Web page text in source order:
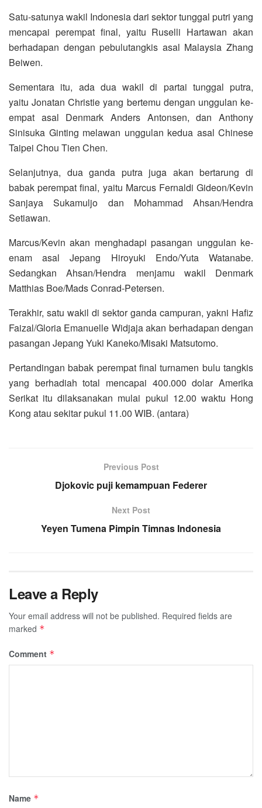
Satu-satunya wakil Indonesia dari sektor tunggal putri yang
mencapai perempat final, yaitu Ruselli Hartawan akan
berhadapan dengan pebulutangkis asal Malaysia Zhang
Beiwen.
Sementara itu, ada dua wakil di partai tunggal putra,
yaitu Jonatan Christie yang bertemu dengan unggulan ke-
empat asal Denmark Anders Antonsen, dan Anthony
Sinisuka Ginting melawan unggulan kedua asal Chinese
Taipei Chou Tien Chen.
Selanjutnya, dua ganda putra juga akan bertarung di
babak perempat final, yaitu Marcus Fernaldi Gideon/Kevin
Sanjaya Sukamuljo dan Mohammad Ahsan/Hendra
Setiawan.
Marcus/Kevin akan menghadapi pasangan unggulan ke-
enam asal Jepang Hiroyuki Endo/Yuta Watanabe.
Sedangkan Ahsan/Hendra menjamu wakil Denmark
Matthias Boe/Mads Conrad-Petersen.
Terakhir, satu wakil di sektor ganda campuran, yakni Hafiz
Faizal/Gloria Emanuelle Widjaja akan berhadapan dengan
pasangan Jepang Yuki Kaneko/Misaki Matsutomo.
Pertandingan babak perempat final turnamen bulu tangkis
yang berhadiah total mencapai 400.000 dolar Amerika
Serikat itu dilaksanakan mulai pukul 12.00 waktu Hong
Kong atau sekitar pukul 11.00 WIB. (antara)
Previous Post
Djokovic puji kemampuan Federer
Next Post
Yeyen Tumena Pimpin Timnas Indonesia
Leave a Reply
Your email address will not be published. Required fields are
marked *
Comment *
Name *